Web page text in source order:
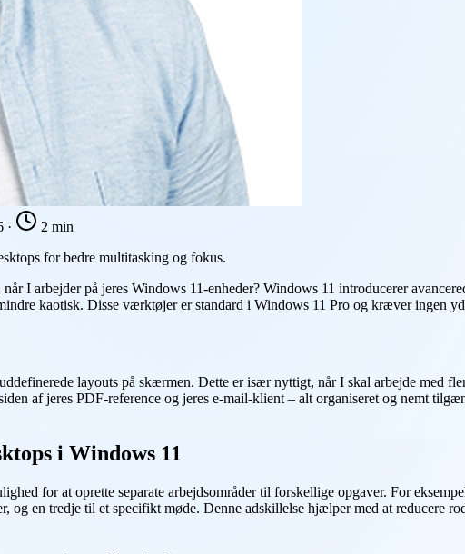
·
2 min
for bedre multitasking og fokus.
I arbejder på jeres Windows 11-enheder? Windows 11 introducerer
kaotisk. Disse værktøjer er standard i Windows 11 Pro og kræver ingen
layouts på skærmen. Dette er især nyttigt, når I skal arbejde med
af jeres PDF-reference og jeres e-mail-klient – alt organiseret og nemt
i Windows 11
for at oprette separate arbejdsområder til forskellige opgaver. For
og en tredje til et specifikt møde. Denne adskillelse hjælper med at reducere